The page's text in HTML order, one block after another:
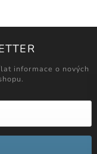
informace o nových